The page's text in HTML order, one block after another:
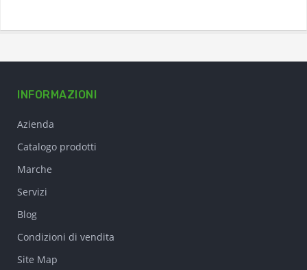
INFORMAZIONI
Azienda
Catalogo prodotti
Marche
Servizi
Blog
Condizioni di vendita
Site Map